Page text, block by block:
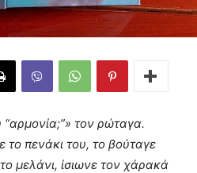
“αρμονία;”» τον ρώταγα.
το πενάκι του, το βούταγε
μελάνι, ίσιωνε τον χάρακά